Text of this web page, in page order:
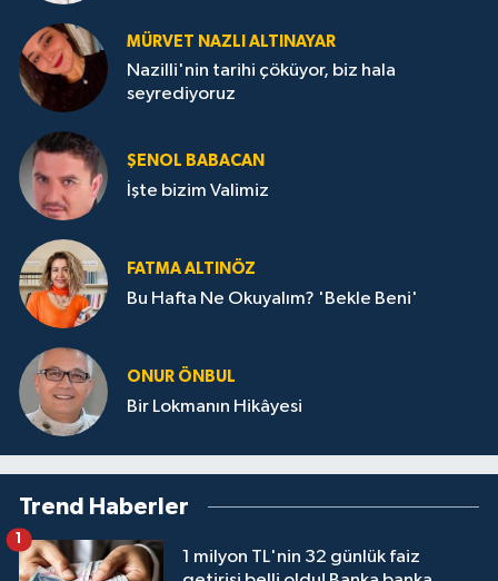
MÜRVET NAZLI ALTINAYAR
Nazilli'nin tarihi çöküyor, biz hala
seyrediyoruz
ŞENOL BABACAN
İşte bizim Valimiz
FATMA ALTINÖZ
Bu Hafta Ne Okuyalım? 'Bekle Beni'
ONUR ÖNBUL
Bir Lokmanın Hikâyesi
Trend Haberler
1 milyon TL'nin 32 günlük faiz
1